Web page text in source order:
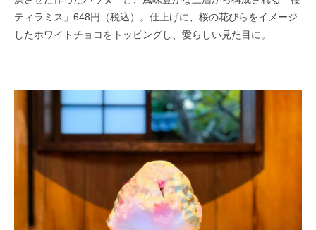
ティラミス」648円（税込）。仕上げに、桜の花びらをイメージ
したホワイトチョコをトッピングし、愛らしい見た目に。